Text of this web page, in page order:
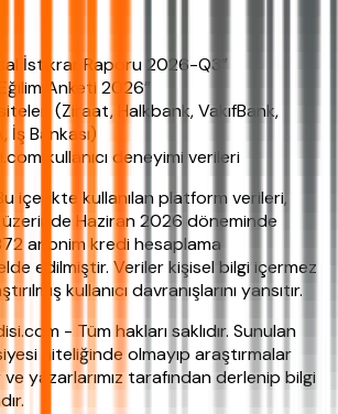
İstikrar Raporu 2026-Q3”
Anketi 2026”
(Ziraat, Halkbank, VakıfBank,
İş Bankası)
kullanıcı deneyimi verileri
içerikte kullanılan platform verileri,
Haziran 2026 döneminde
anonim kredi hesaplama
edilmiştir. Veriler kişisel bilgi içermez
kullanıcı davranışlarını yansıtır.
- Tüm hakları saklıdır. Sunulan
niteliğinde olmayıp araştırmalar
yazarlarımız tarafından derlenip bilgi